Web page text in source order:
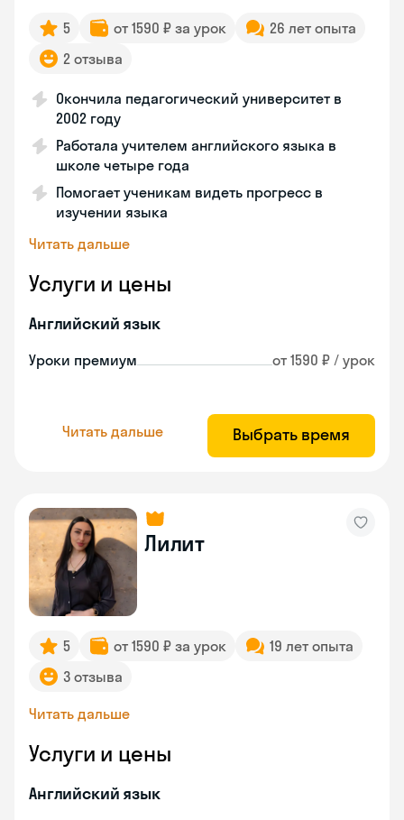
5 от 1590 ₽ за урок
26 лет опыта
2 отзыва
Окончила педагогический университет в
2002 году
Работала учителем английского языка в
школе четыре года
Помогает ученикам видеть прогресс в
изучении языка
Читать дальше
Услуги и цены
Английский язык
Уроки премиум от 1590 ₽ / урок
Читать дальше Выбрать время
Лилит
5 от 1590 ₽ за урок
19 лет опыта
3 отзыва
Читать дальше
Услуги и цены
Английский язык